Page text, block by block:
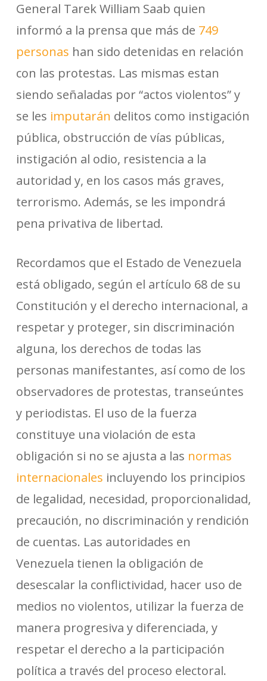
General Tarek William Saab quien
informó a la prensa que más de 749
personas han sido detenidas en relación
con las protestas. Las mismas estan
siendo señaladas por “actos violentos” y
se les imputarán delitos como instigación
pública, obstrucción de vías públicas,
instigación al odio, resistencia a la
autoridad y, en los casos más graves,
terrorismo. Además, se les impondrá
pena privativa de libertad.
Recordamos que el Estado de Venezuela
está obligado, según el artículo 68 de su
Constitución y el derecho internacional, a
respetar y proteger, sin discriminación
alguna, los derechos de todas las
personas manifestantes, así como de los
observadores de protestas, transeúntes
y periodistas. El uso de la fuerza
constituye una violación de esta
obligación si no se ajusta a las normas
internacionales incluyendo los principios
de legalidad, necesidad, proporcionalidad,
precaución, no discriminación y rendición
de cuentas. Las autoridades en
Venezuela tienen la obligación de
desescalar la conflictividad, hacer uso de
medios no violentos, utilizar la fuerza de
manera progresiva y diferenciada, y
respetar el derecho a la participación
política a través del proceso electoral.